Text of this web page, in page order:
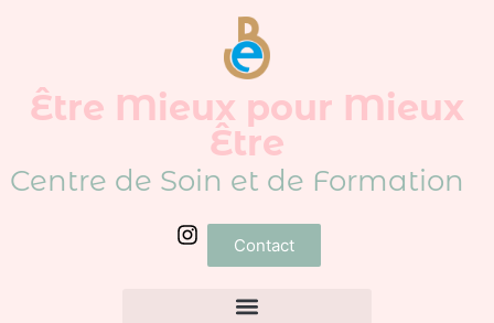
Être Mieux pour Mieux
Être
Centre de Soin et de Formation
Contact